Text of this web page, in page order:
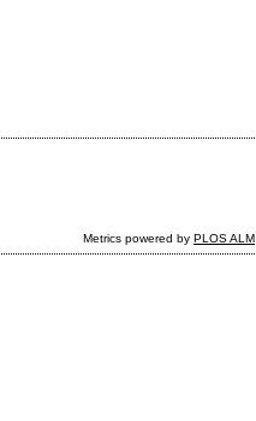
Metrics powered by PLOS ALM